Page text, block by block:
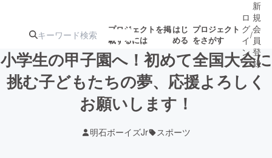
プロジェクトを掲
載するには
はじ
める
プロジェクト
をさがす
注目のリ 注目の新着プロ
ジェクト
募集終了が近いプ
ロジェクト
ロ
グ
イ
ン
/
新
規
会
員
登
録
小学生の甲子園へ！初めて全国大会に
挑む子どもたちの夢、応援よろしく
お願いします！
明石ボーイズJr スポーツ